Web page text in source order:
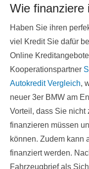
Wie finanziere
Haben Sie ihren
viel Kredit Sie dafür
Online
Kooperationspartner
Autokredit Vergleich,
neuer 3er BMW am
Vorteil, dass Sie nicht
finanzieren müssen
können. Zudem kann
finanziert werden.
Fahrzeugbrief als